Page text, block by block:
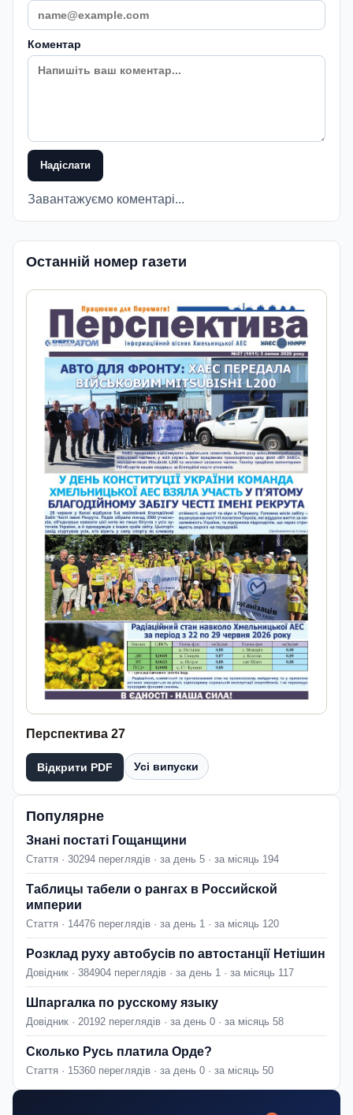
Коментар
Надіслати
Завантажуємо коментарі...
Останній номер газети
Перспектива 27
Відкрити PDF Усі випуски
Популярне
Знані постаті Гощанщини
Стаття · 30294 переглядів · за день 5 · за місяць 194
Таблицы табели о рангах в Российской
империи
Стаття · 14476 переглядів · за день 1 · за місяць 120
Розклад руху автобусів по автостанції Нетішин
Довідник · 384904 переглядів · за день 1 · за місяць 117
Шпаргалка по русскому языку
Довідник · 20192 переглядів · за день 0 · за місяць 58
Сколько Русь платила Орде?
Стаття · 15360 переглядів · за день 0 · за місяць 50